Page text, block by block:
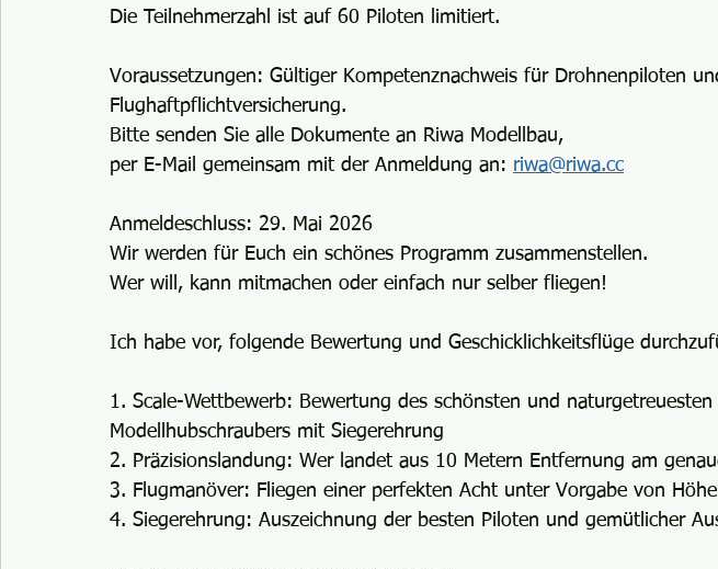
Die Teilnehmerzahl ist auf 60 Piloten limitiert.
Voraussetzungen: Gültiger Kompetenznachweis für Drohnenpiloten
Flughaftpflichtversicherung.
Bitte senden Sie alle Dokumente an Riwa Modellbau,
per E-Mail gemeinsam mit der Anmeldung an: riwa@riwa.cc
Anmeldeschluss: 29. Mai 2026
Wir werden für Euch ein schönes Programm zusammenstellen.
Wer will, kann mitmachen oder einfach nur selber fliegen!
Ich habe vor, folgende Bewertung und Geschicklichkeitsflüge
1. Scale-Wettbewerb: Bewertung des schönsten und naturgetreuesten
Modellhubschraubers mit Siegerehrung
2. Präzisionslandung: Wer landet aus 10 Metern Entfernung am
3. Flugmanöver: Fliegen einer perfekten Acht unter Vorgabe von
4. Siegerehrung: Auszeichnung der besten Piloten und gemütlicher